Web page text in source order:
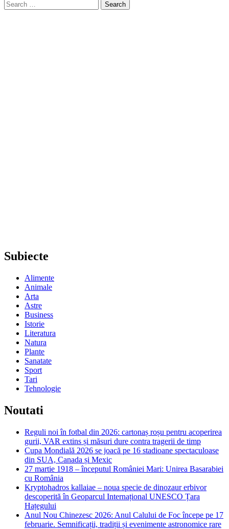
Search
for:
Subiecte
Alimente
Animale
Arta
Astre
Business
Istorie
Literatura
Natura
Plante
Sanatate
Sport
Tari
Tehnologie
Noutati
Reguli noi în fotbal din 2026: cartonaș roșu pentru acoperirea
gurii, VAR extins și măsuri dure contra tragerii de timp
Cupa Mondială 2026 se joacă pe 16 stadioane spectaculoase
din SUA, Canada și Mexic
27 martie 1918 – începutul României Mari: Unirea Basarabiei
cu România
Kryptohadros kallaiae – noua specie de dinozaur erbivor
descoperită în Geoparcul Internațional UNESCO Țara
Hațegului
Anul Nou Chinezesc 2026: Anul Calului de Foc începe pe 17
februarie. Semnificații, tradiții și evenimente astronomice rare